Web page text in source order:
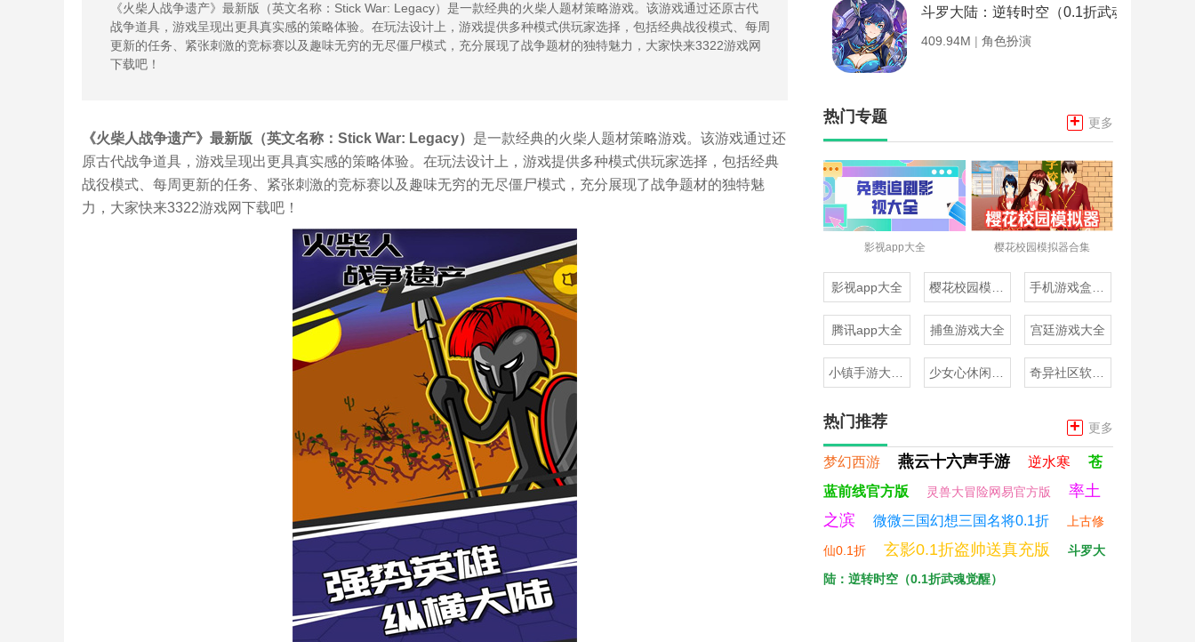
《火柴人战争遗产》最新版（英文名称：Stick War: Legacy）是一款经典的火柴人题材策略游戏。该游戏通过还原古代
战争道具，游戏呈现出更具真实感的策略体验。在玩法设计上，游戏提供多种模式供玩家选择，包括经典战役模式、每周
更新的任务、紧张刺激的竞标赛以及趣味无穷的无尽僵尸模式，充分展现了战争题材的独特魅力，大家快来3322游戏网
下载吧！
《火柴人战争遗产》最新版（英文名称：Stick War: Legacy） 是一款经典的火柴人题材策略游戏。该游戏通过还
原古代战争道具，游戏呈现出更具真实感的策略体验。在玩法设计上，游戏提供多种模式供玩家选择，包括经典
战役模式、每周更新的任务、紧张刺激的竞标赛以及趣味无穷的无尽僵尸模式，充分展现了战争题材的独特魅
力，大家快来3322游戏网下载吧！
斗罗大陆：逆转时空（0.1折武魂觉醒）
409.94M | 角色扮演
热门专题 + 更多
影视app大全 樱花校园模拟器合集
影视app大全
腾讯app大全 捕鱼游戏大全 宫廷游戏大全
热门推荐 + 更多
梦幻西游 燕云十六声手游 逆水寒
苍
蓝前线官方版
灵兽大冒险网易官方版
率土
之滨
微微三国幻想三国名将0.1折 上古修
仙0.1折 玄影0.1折盗帅送真充版
斗罗大
陆：逆转时空（0.1折武魂觉醒）